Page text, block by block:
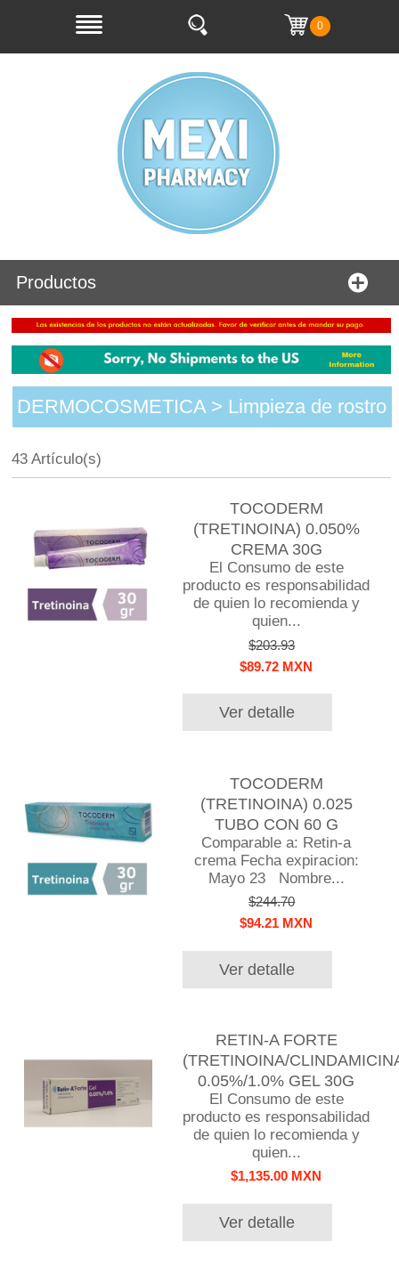
0
Productos
DERMOCOSMETICA > Limpieza de rostro
43 Artículo(s)
TOCODERM
(TRETINOINA) 0.050%
CREMA 30G
El Consumo de este
producto es responsabilidad
de quien lo recomienda y
quien...
$203.93
$89.72 MXN
Ver detalle
TOCODERM
(TRETINOINA) 0.025
TUBO CON 60 G
Comparable a: Retin-a
crema Fecha expiracion:
Mayo 23 Nombre...
$244.70
$94.21 MXN
Ver detalle
RETIN-A FORTE
(TRETINOINA/
0.05%/1.0% GEL 30G
El Consumo de este
producto es responsabilidad
de quien lo recomienda y
quien...
$1,135.00 MXN
Ver detalle